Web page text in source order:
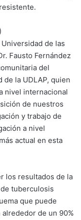
de las
Fausto Fernández
del
de la UDLAP, quien
nivel internacional
de nuestros
y trabajo de
a nivel
actual en esta
los resultados de la
tuberculosis
que puede
de un 90%